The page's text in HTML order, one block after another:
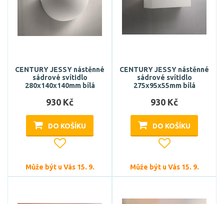
CENTURY JESSY nástěnné
sádrové svítidlo
280x140x140mm bílá
930 Kč
DO KOŠÍKU
Může být u Vás 15. 9.
CENTURY JESSY nástěnné
sádrové svítidlo
275x95x55mm bílá
930 Kč
DO KOŠÍKU
Může být u Vás 15. 9.